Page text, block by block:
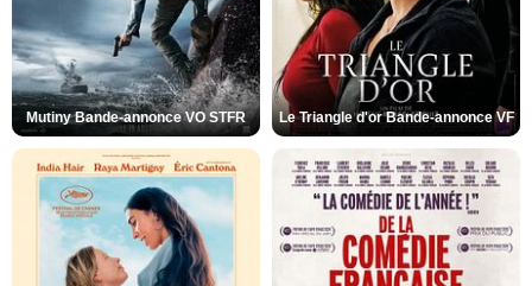
Mutiny Bande-annonce VO STFR Le Triangle d'or Bande-annonce VF